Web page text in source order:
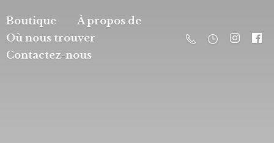
Boutique
À propos de
Où nous trouver
Contactez-nous